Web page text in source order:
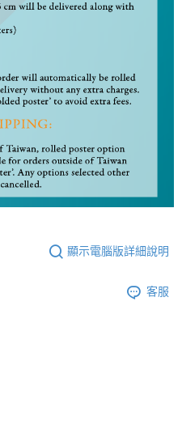
顯示電腦版詳細說明
客服